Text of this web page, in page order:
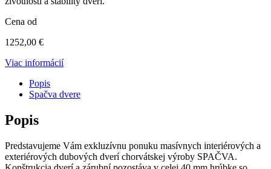
Cena od
1252,00 €
Viac informácií
Popis
Spačva dvere
Popis
Predstavujeme Vám exkluzívnu ponuku masívnych interiérových a
exteriérových dubových dverí chorvátskej výroby SPAČVA.